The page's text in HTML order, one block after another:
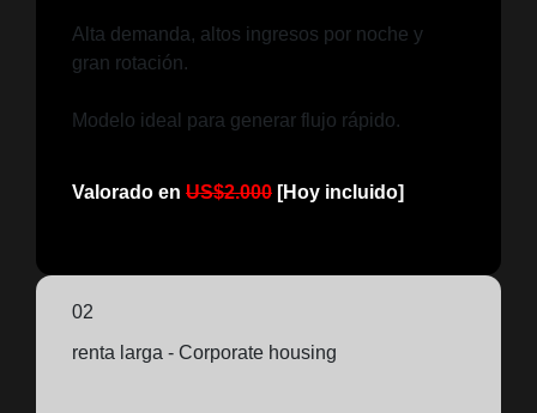
Alta demanda, altos ingresos por noche y
gran rotación.
Modelo ideal para generar flujo rápido.
Valorado en US$2.000 [Hoy incluido]
02
renta larga - Corporate housing